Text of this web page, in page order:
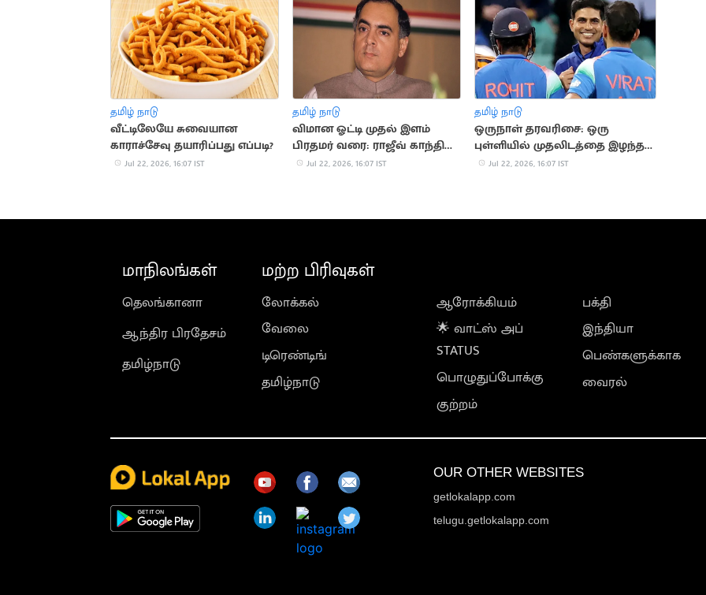
தமிழ் நாடு
வீட்டிலேயே சுவையான
காராச்சேவு தயாரிப்பது எப்படி?
Jul 22, 2026, 16:07 IST
தமிழ் நாடு
விமான ஓட்டி முதல் இளம்
பிரதமர் வரை: ராஜீவ் காந்தி
வரலாறு
Jul 22, 2026, 16:07 IST
தமிழ் நாடு
ஒருநாள் தரவரிசை: ஒரு
புள்ளியில் முதலிடத்தை இழந்த
கில்Jul 22, 2026, 16:07 IST
மாநிலங்கள்
தெலங்கானா
ஆந்திர பிரதேசம்
தமிழ்நாடு
மற்ற பிரிவுகள்
லோக்கல்
வேலை
டிரெண்டிங்
தமிழ்நாடு
ஆரோக்கியம்
🌟 வாட்ஸ் அப்
STATUS
பொழுதுப்போக்கு
குற்றம்
பக்தி
இந்தியா
பெண்களுக்காக
வைரல்
OUR OTHER WEBSITES
getlokalapp.com
telugu.getlokalapp.com